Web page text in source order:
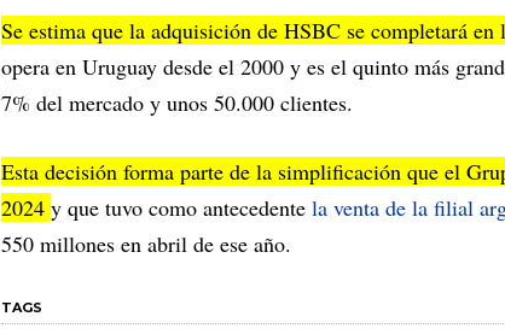
Se estima que la adquisición de HSBC se completará
opera en Uruguay desde el 2000 y es el quinto más
7% del mercado y unos 50.000 clientes.
Esta decisión forma parte de la simplificación que el
2024 y que tuvo como antecedente la venta de la filial
550 millones en abril de ese año.
TAGS